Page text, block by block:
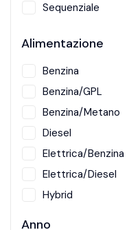
Sequenziale
Alimentazione
Benzina
Benzina/GPL
Benzina/Metano
Diesel
Elettrica/Benzina
Elettrica/Diesel
Hybrid
Anno